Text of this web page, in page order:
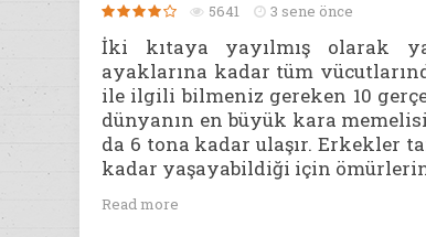
5641 3 sene önce
İki kıtaya yayılmış olarak
ayaklarına kadar tüm
ile ilgili bilmeniz gereken 10
dünyanın en büyük kara
da 6 tona kadar ulaşır. Erkekler
kadar yaşayabildiği için
Read more